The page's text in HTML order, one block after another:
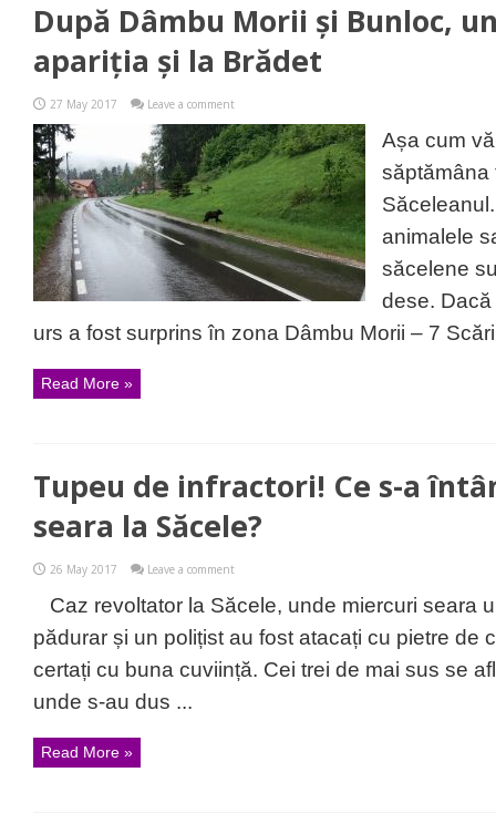
După Dâmbu Morii și Bunloc,
apariția și la Brădet
27 May 2017 Leave a comment
Așa cum
săptămâna
animalele
săcelene
dese.
urs a fost surprins în zona Dâmbu Morii – 7
Read More »
Tupeu de infractori! Ce s-a
seara la Săcele?
26 May 2017 Leave a comment
Caz revoltator la Săcele, unde miercuri seara
pădurar și un polițist au fost atacați cu pietre de
certați cu buna cuviință. Cei trei de mai sus se
unde s-au dus ...
Read More »